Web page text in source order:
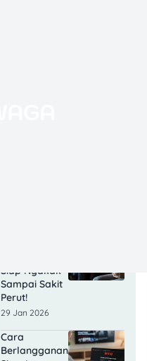
Siap Ngakak
Sampai Sakit
Perut!
29 Jan 2026
Cara
Berlangganan